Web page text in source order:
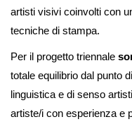
artisti visivi coinvolti con
tecniche di stampa.
Per il progetto triennale
totale equilibrio dal punto
linguistica e di senso
artiste/i con esperienza e